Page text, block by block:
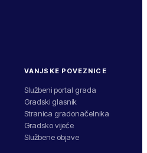
VANJSKE POVEZNICE
Službeni portal grada
Gradski glasnik
Stranica gradonačelnika
Gradsko vijeće
Službene objave